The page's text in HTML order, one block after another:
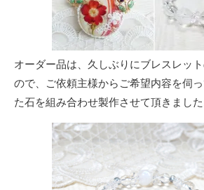
オーダー品は、久しぶりにブレスレッ
ので、ご依頼主様からご希望内容を伺
た石を組み合わせ製作させて頂きました